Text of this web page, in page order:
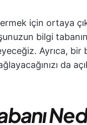
için ortaya
bilgi
Ayrıca,
da